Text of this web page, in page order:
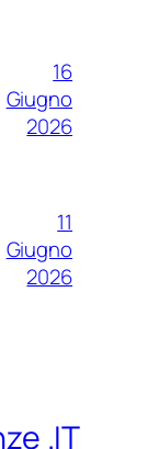
16
Giugno
2026
11
Giugno
2026
.IT